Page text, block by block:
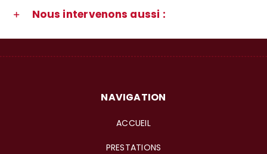
Nous intervenons aussi :
NAVIGATION
ACCUEIL
PRESTATIONS